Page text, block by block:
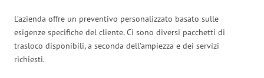
L’azienda offre un preventivo personalizzato basato sulle
esigenze specifiche del cliente. Ci sono diversi pacchetti di
trasloco disponibili, a seconda dell’ampiezza e dei servizi
richiesti.